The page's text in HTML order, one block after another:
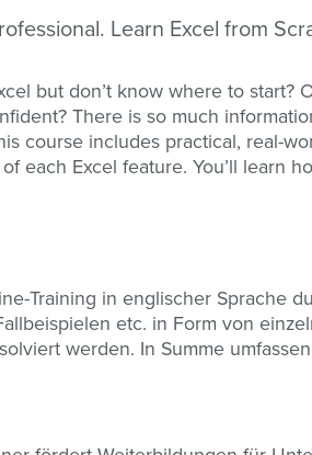
Learn Excel from
but don’t know where to start?
There is so much
course includes practical, real-
each Excel feature. You’ll learn
Training in englischer Sprache
etc. in Form von
werden. In Summe